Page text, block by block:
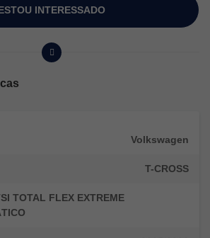
INTERESSADO
Volkswagen
T-CROSS
TOTAL FLEX EXTREME